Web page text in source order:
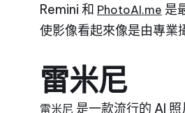
Remini 和 PhotoAI.me 是
使影像看起來像是由專業
雷米尼
雷米尼 是一款流行的 AI